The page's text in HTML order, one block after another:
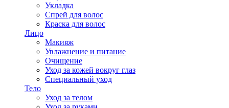
Укладка
Спрей для волос
Краска для волос
Лицо
Макияж
Увлажнение и питание
Очищение
Уход за кожей вокруг глаз
Специальный уход
Тело
Уход за телом